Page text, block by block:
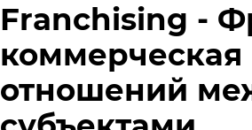
Franchising -
коммерческая
отношений